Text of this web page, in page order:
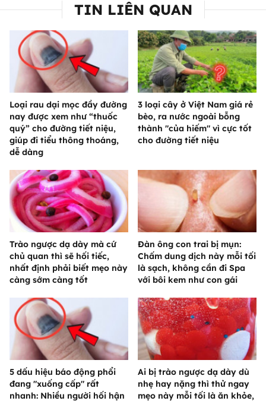
TIN LIÊN QUAN
Loại rau dại mọc đầy đường
nay được xem như “thuốc
quý” cho đường tiết niệu,
giúp đi tiểu thông thoáng,
dễ dàng
3 loại cây ở Việt Nam giá rẻ
bèo, ra nước ngoài bỗng
thành "của hiếm" vì cực tốt
cho đường tiết niệu
Trào ngược dạ dày mà cứ
chủ quan thì sẽ hối tiếc,
nhất định phải biết mẹo này
càng sớm càng tốt
Đàn ông con trai bị mụn:
Chấm dung dịch này mỗi tối
là sạch, không cần đi Spa
với bôi kem như con gái
5 dấu hiệu báo động phổi
đang "xuống cấp" rất
nhanh: Nhiều người hối hận
Ai bị trào ngược dạ dày dù
nhẹ hay nặng thì thử ngay
mẹo này mỗi tối là ăn khỏe,